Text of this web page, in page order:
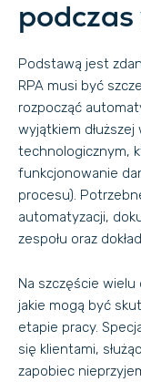
Podstawą jest
RPA musi być
rozpocząć
wyjątkiem
technologicznym,
funkcjonowanie
procesu).
automatyzacji,
zespołu oraz
Na szczęście
jakie mogą być
etapie pracy.
się klientami,
zapobiec